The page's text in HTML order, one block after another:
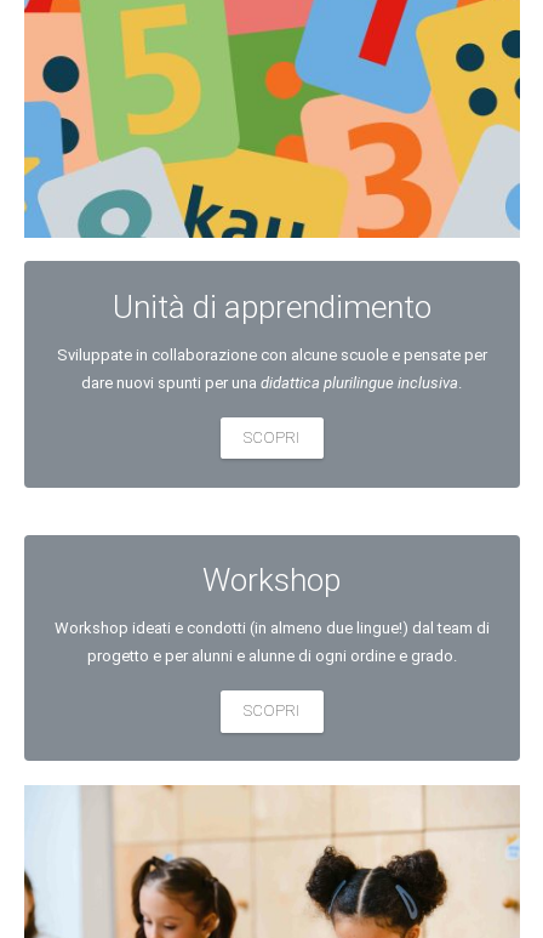
Unità di apprendimento
Sviluppate in collaborazione con alcune scuole e pensate per
dare nuovi spunti per una didattica plurilingue inclusiva
SCOPRI
Workshop
Workshop ideati e condotti (in almeno due lingue!) dal team di
progetto e per alunni e alunne di ogni ordine e grado.
SCOPRI